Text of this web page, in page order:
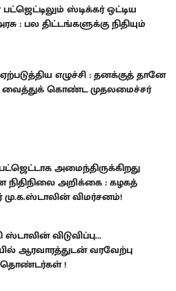
ஸ்டிக்கர் ஒட்டிய
: பல திட்டங்களுக்கு நிதியும்
எழுச்சி : தனக்குத் தானே
வைத்துக் கொண்ட முதலமைச்சர்
அமைந்திருக்கிறது
அறிக்கை : கழகத்
விமர்சனம்!
ஸ்டாலின் விடுவிப்பு...
ஆரவாரத்துடன் வரவேற்பு
தொண்டர்கள் !